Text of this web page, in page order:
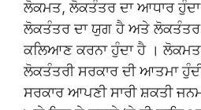
ਲੋਕਮਤ, ਲੋਕਤੰਤਰ ਦਾ ਆਧਾਰ
ਲੋਕਤੰਤਰ ਦਾ ਯੁਗ ਹੈ ਅਤੇ ਲੋਕਤੰਤਰ
ਕਲਿਆਣ ਕਰਨਾ ਹੁੰਦਾ ਹੈ । ਲੋਕਮਤ
ਲੋਕਤੰਤਰੀ ਸਰਕਾਰ ਦੀ ਆਤਮਾ
ਸਰਕਾਰ ਆਪਣੀ ਸਾਰੀ ਸ਼ਕਤੀ